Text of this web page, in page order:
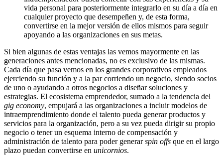
vida personal para posteriormente integrarlo en su día a día en
cualquier proyecto que desempeñen y, de esta forma,
convertirse en la mejor versión de ellos mismos para seguir
apoyando a las organizaciones en sus metas.
Si bien algunas de estas ventajas las vemos mayormente en las
generaciones antes mencionadas, no es exclusivo de las mismas.
Cada día que pasa vemos en los grandes corporativos empleados
ejerciendo su función y a la par corriendo un negocio, siendo socios
de uno o ayudando a otros negocios a diseñar soluciones y
estrategias. El ecosistema emprendedor, sumado a la tendencia del
gig economy, empujará a las organizaciones a incluir modelos de
intraemprendimiento donde el talento pueda generar productos y
servicios para la organización, pero a su vez pueda dirigir su propio
negocio o tener un esquema interno de compensación y
administración de talento para poder generarspin offs que en el largo
plazo puedan convertirse en unicornios.